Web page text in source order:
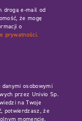
drogą e-mail od
że mogę
o
prywatności.
danymi osobowymi
przez Univio Sp.
na Twoje
potwierdzasz, że
momencie.